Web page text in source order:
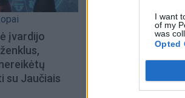
I want
of my
was
Opted
įvardijo
su Jaučiais
Šiuo metu